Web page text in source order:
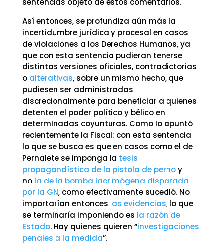
sentencias objeto de estos comentarios.
Así entonces, se profundiza aún más la
incertidumbre jurídica y procesal en casos
de violaciones a los Derechos Humanos, ya
que con esta sentencia pudieran tenerse
distintas versiones oficiales, contradictorias
o alterativas, sobre un mismo hecho, que
pudiesen ser administradas
discrecionalmente para beneficiar a quienes
detenten el poder político y bélico en
determinadas coyunturas. Como lo apuntó
recientemente la Fiscal: con esta sentencia
lo que se busca es que en casos como el de
Pernalete se imponga la tesis
propagandística de la pistola de pernoy
no la de la bomba lacrimógena disparada
por la GN, como efectivamente sucedió. No
importarían entonces las evidencias, lo que
se terminaría imponiendo es la razón de
Estado. Hay quienes quieren “investigaciones
penales a la medida”.